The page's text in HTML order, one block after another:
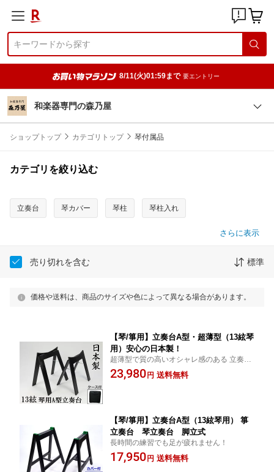
8/11(火)01:59まで 要エントリー
和楽器専門の森乃屋
ショップトップ カテゴリトップ 琴付属品
カテゴリを絞り込む
立奏台 琴カバー 琴柱 琴柱入れ
さらに表示
売り切れを含む 標準
価格や送料は、商品のサイズや色によって異なる場合があります。
【琴/箏用】立奏台A型・超薄型（13絃琴
用）安心の日本製！
超薄型で質の高いオシャレ感のある 立奏台
です。
23,980 円 送料無料
【琴/箏用】立奏台A型（13絃琴用） 箏
立奏台 琴立奏台 脚立式
長時間の練習でも足が疲れません！
17,950 円 送料無料